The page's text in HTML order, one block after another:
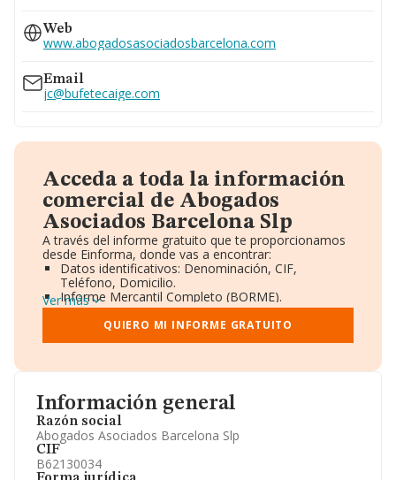
Información general
Razón social
Abogados Asociados Barcelona Slp
CIF
B62130034
629...
Ver teléfono 629...
Web
www.abogadosasociadosbarcelona.com
Email
jc@bufetecaige.com
Acceda a toda la información
comercial de Abogados
Asociados Barcelona Slp
A través del informe gratuito que te proporcionamos
desde Einforma, donde vas a encontrar:
Datos identificativos: Denominación, CIF,
Teléfono, Domicilio.
Informe Mercantil Completo (BORME).
Gráficos de Evolución Ventas y Empleados.
Consejo de Administración y Administradores.
Directivos y Ejecutivos.
Información oficial y registral complementaria.
Ver más
QUIERO MI INFORME GRATUITO